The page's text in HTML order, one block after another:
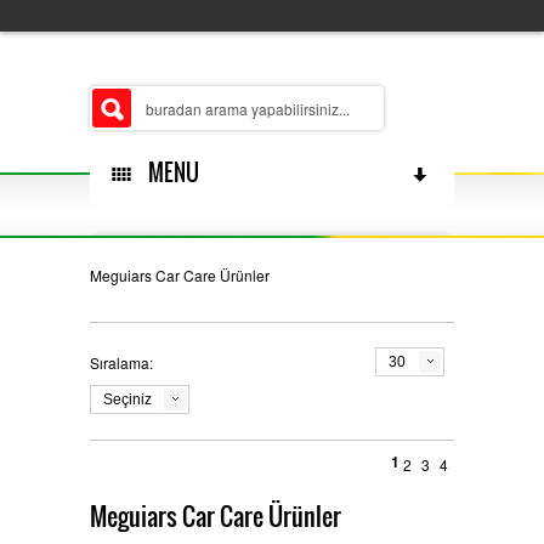
MENU
HAKKIMIZDA
ŞUBELERIMIZ
ÜRÜN GRUPLARIMIZ
Meguiars Car Care Ürünler
Sıralama:
Seçiniz
30
1 2 3 4
Meguiars Car Care Ürünler